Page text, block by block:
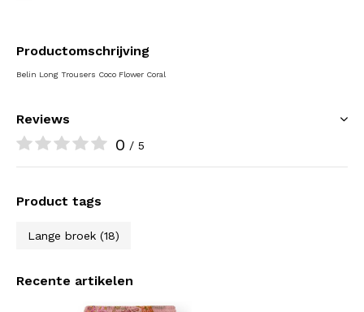
Productomschrijving
Belin Long Trousers Coco Flower Coral
Reviews
0 / 5
Product tags
Lange broek (18)
Recente artikelen